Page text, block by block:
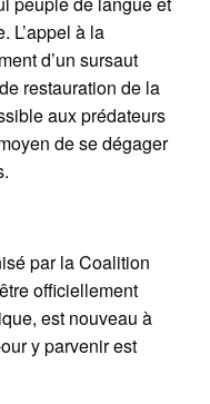
L’appel à la
d’un sursaut
restauration de la
aux prédateurs
de se dégager
par la Coalition
officiellement
est nouveau à
y parvenir est